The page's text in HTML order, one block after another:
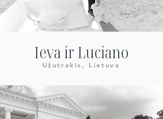
Ieva ir Luciano
Užutrakis, Lietuva